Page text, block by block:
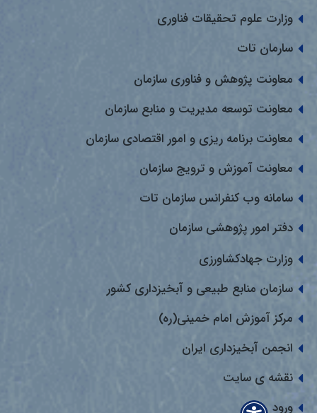
وزارت علوم تحقیقات فناوری
سارمان تات
معاونت پژوهش و فناوری سازمان
معاونت توسعه مدیریت و منابع سازمان
معاونت برنامه ریزی و امور اقتصادی سازمان
معاونت آموزش و ترویج سازمان
سامانه وب کنفرانس سازمان تات
دفتر امور پژوهشی سازمان
وزارت جهادکشاورزی
سازمان منابع طبیعی و آبخیزداری کشور
مرکز آموزش امام خمینی(ره)
انجمن آبخیزداری ایران
نقشه ی سایت
ورود